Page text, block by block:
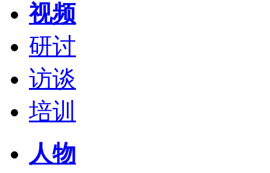
视频
研讨
访谈
培训
人物